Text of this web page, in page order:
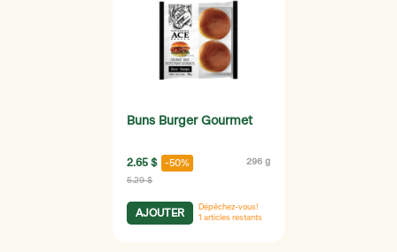
Buns Burger Gourmet
2.65 $ -50% 296 g
5.29 $
AJOUTER
Dépêchez-vous!
1 articles restants